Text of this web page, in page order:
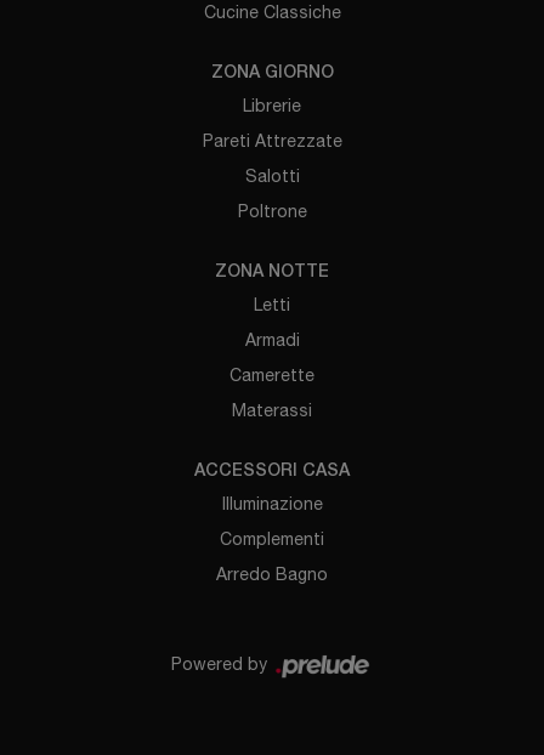
Cucine Classiche
ZONA GIORNO
Librerie
Pareti Attrezzate
Salotti
Poltrone
ZONA NOTTE
Letti
Armadi
Camerette
Materassi
ACCESSORI CASA
Illuminazione
Complementi
Arredo Bagno
Powered by